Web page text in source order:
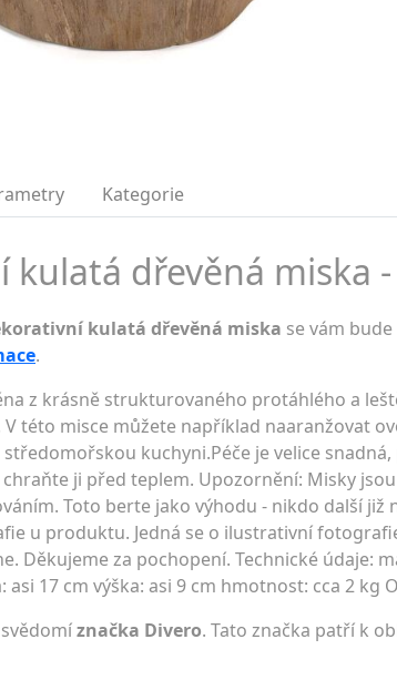
Kategorie
kulatá dřevěná miska
kulatá dřevěná miska se vám
.
z krásně strukturovaného protáhlého a
této misce můžete například naaranžovat
kuchyni.Péče je velice
ji před teplem. Upozornění: Misky
Toto berte jako výhodu - nikdo další
u produktu. Jedná se o ilustrativní
Děkujeme za pochopení. Technické údaje:
asi 17 cm výška: asi 9 cm hmotnost: cca 2
značka Divero. Tato značka patří k